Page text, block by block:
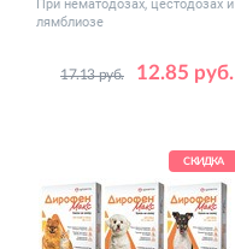
При нематодозах, цестодозах и
лямблиозе
12.85 руб.
17.13 руб.
СКИДКА